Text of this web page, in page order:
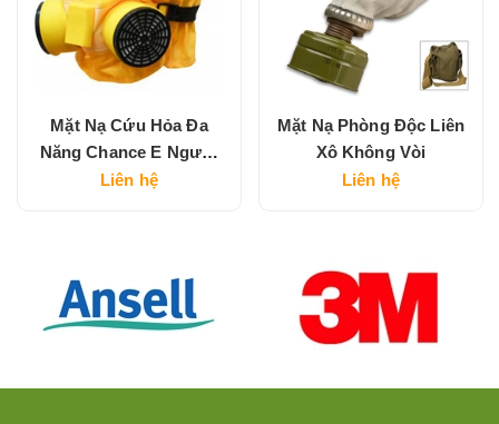
Mặt Nạ Cứu Hỏa Đa
Năng Chance E Người
Lớn
Liên hệ
Mặt Nạ Phòng Độc Liên
Xô Không Vòi
Liên hệ